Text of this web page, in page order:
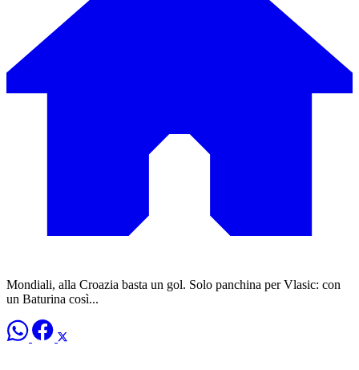
Mondiali, alla Croazia basta un gol. Solo panchina per Vlasic: con
un Baturina così...